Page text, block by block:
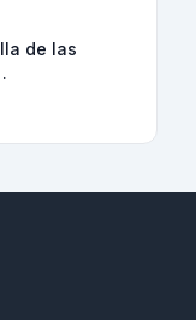
de las